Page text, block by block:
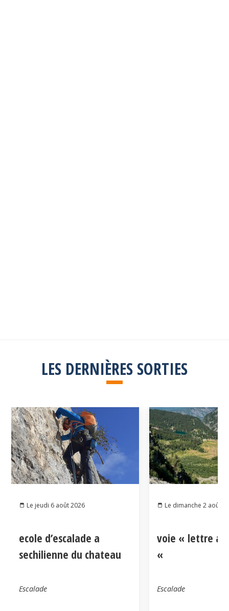
LES DERNIÈRES SORTIES
Le jeudi 6 août 2026
ecole d’escalade a
sechilienne du chateau
Escalade
Le dimanche 2 août
voie « lettre
«
Escalade